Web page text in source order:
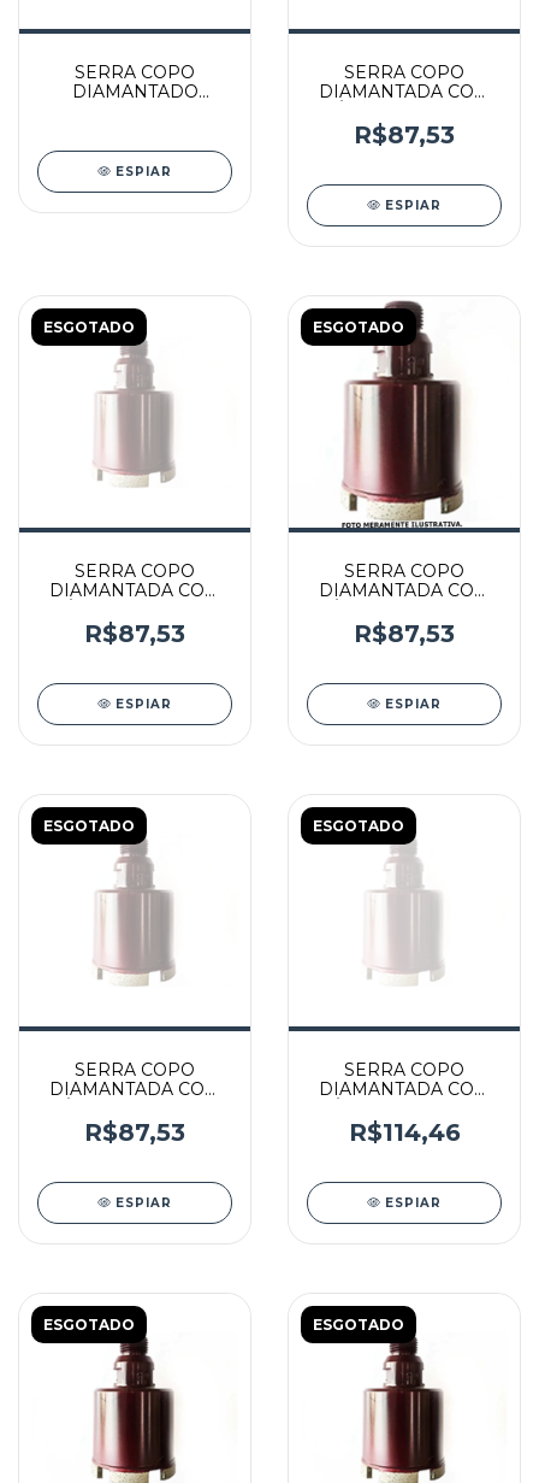
SERRA COPO
DIAMANTADO
ESPIAR
SERRA COPO
DIAMANTADA COM
ROSCA M14 - 000022
- GLG
R$87,53
ESPIAR
ESGOTADO
SERRA COPO
DIAMANTADA COM
ROSCA M14 - 000029
- GLG
R$87,53
ESPIAR
ESGOTADO
SERRA COPO
DIAMANTADA COM
ROSCA M14 - 000023
- GLG
R$87,53
ESPIAR
ESGOTADO
SERRA COPO
DIAMANTADA COM
ROSCA M14 - 000429
- GLG
R$87,53
ESPIAR
ESGOTADO
SERRA COPO
DIAMANTADA COM
ROSCA M14 - 000071
- GLG
R$114,46
ESPIAR
ESGOTADO ESGOTADO